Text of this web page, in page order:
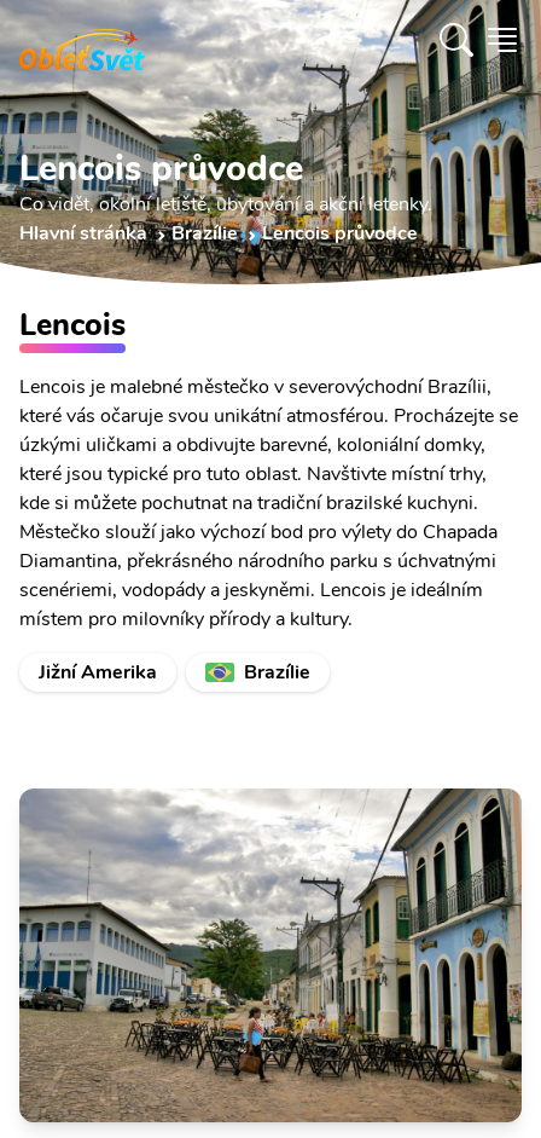
Lencois průvodce
Co vidět, okolní letiště, ubytování a akční letenky.
Hlavní stránka
Brazílie Lencois průvodce
Lencois
Lencois je malebné městečko v severovýchodní Brazílii,
které vás očaruje svou unikátní atmosférou. Procházejte se
úzkými uličkami a obdivujte barevné, koloniální domky,
které jsou typické pro tuto oblast. Navštivte místní trhy,
kde si můžete pochutnat na tradiční brazilské kuchyni.
Městečko slouží jako výchozí bod pro výlety do Chapada
Diamantina, překrásného národního parku s úchvatnými
scenériemi, vodopády a jeskyněmi. Lencois je ideálním
místem pro milovníky přírody a kultury.
Jižní Amerika
Brazílie